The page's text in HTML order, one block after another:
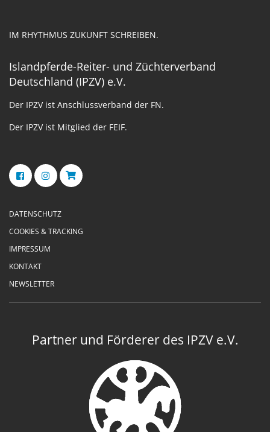
IM RHYTHMUS ZUKUNFT SCHREIBEN.
Islandpferde-Reiter- und Züchterverband
Deutschland (IPZV) e.V.
Der IPZV ist Anschlussverband der FN.
Der IPZV ist Mitglied der FEIF.
DATENSCHUTZ
COOKIES & TRACKING
IMPRESSUM
KONTAKT
NEWSLETTER
Partner und Förderer des IPZV e.V.